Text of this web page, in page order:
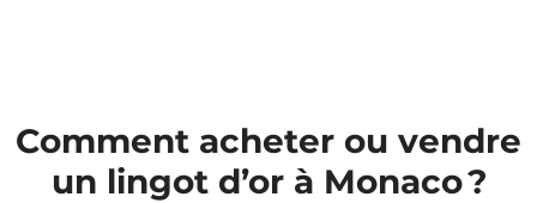
Comment acheter ou vendre
un lingot d’or à Monaco ?